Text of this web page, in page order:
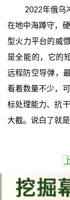
2022年俄乌
在地中海蹲守，
型火力平台的威
是全能的，它的
远程防空导弹，
看着数量不少，
标处理能力、抗
大截。说白了就是